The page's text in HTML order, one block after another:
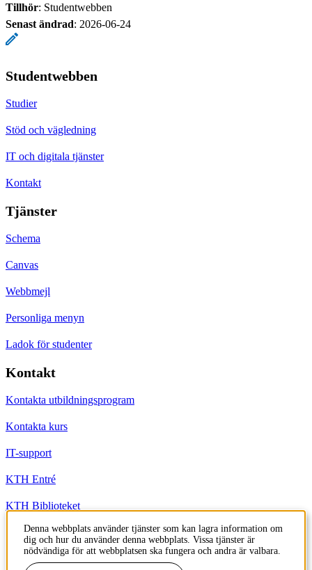
Tillhör: Studentwebben
Senast ändrad: 2026-06-24
Studentwebben
Studier
Stöd och vägledning
IT och digitala tjänster
Kontakt
Tjänster
Schema
Canvas
Webbmejl
Personliga menyn
Ladok för studenter
Kontakt
Kontakta utbildningsprogram
Kontakta kurs
IT-support
KTH Entré
KTH Biblioteket
KTH
100 44 Stockholm
Denna webbplats använder tjänster som kan lagra information om
dig och hur du använder denna webbplats. Vissa tjänster är
nödvändiga för att webbplatsen ska fungera och andra är valbara.